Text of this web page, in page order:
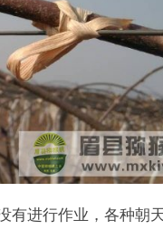
有进行作业，各种朝